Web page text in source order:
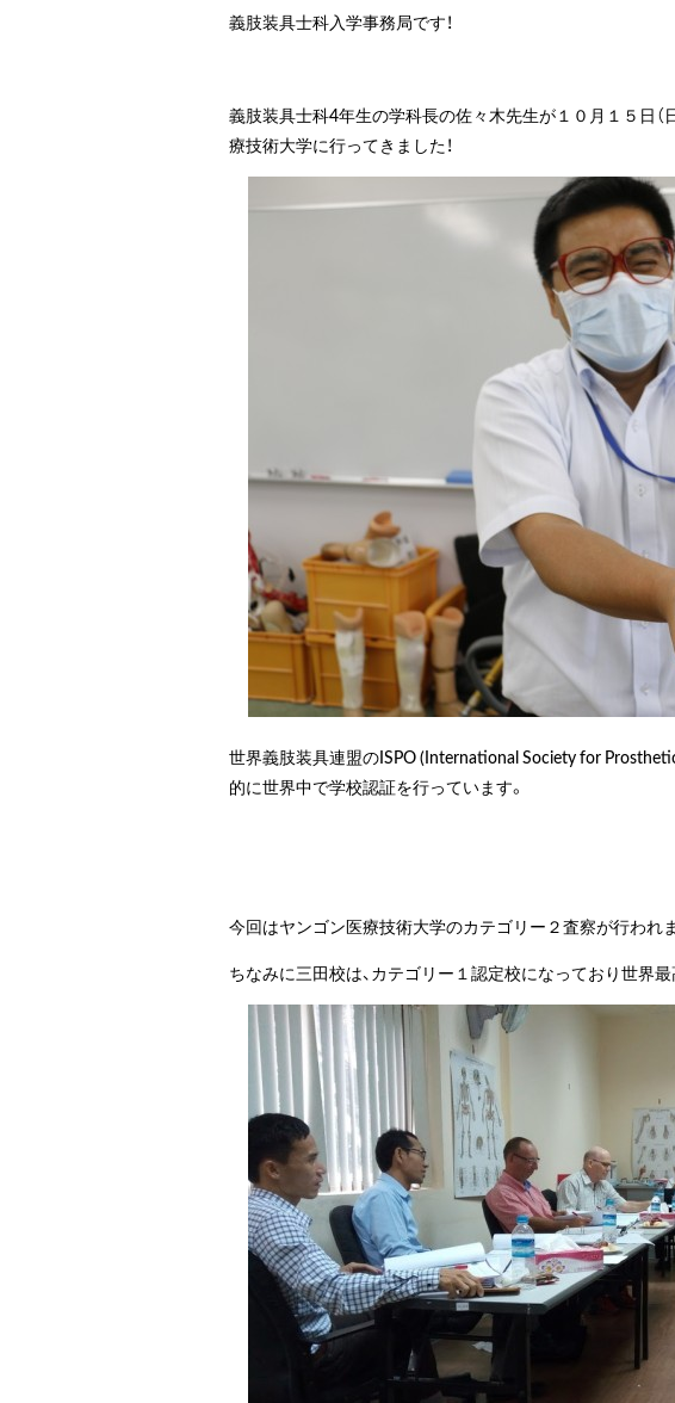
義肢装具士科入学事務局です！
義肢装具士科4年生の学科長の佐々木先生が１０月１５日（
療技術大学に行ってきました！
世界義肢装具連盟のISPO (International Society for
的に世界中で学校認証を行っています。
今回はヤンゴン医療技術大学のカテゴリー２査察が行われま
ちなみに三田校は、カテゴリー１認定校になっており世界